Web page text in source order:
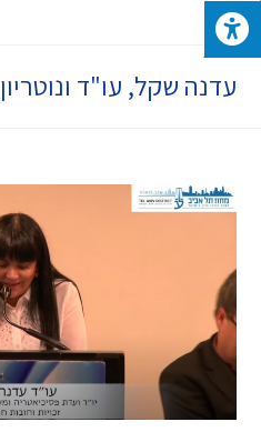
עדנה שקל, עו"ד ונוטריון